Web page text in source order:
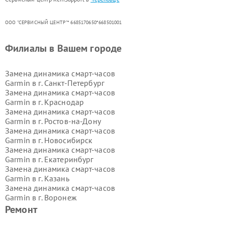
ООО "СЕРВИСНЫЙ ЦЕНТР"* 6685170650*668501001
Ремонт
Филиалы в Вашем городе
Замена динамика смарт-часов
Garmin в г. Санкт-Петербург
Замена динамика смарт-часов
Garmin в г. Краснодар
Замена динамика смарт-часов
Garmin в г. Ростов-на-Дону
Замена динамика смарт-часов
Garmin в г. Новосибирск
Замена динамика смарт-часов
Garmin в г. Екатеринбург
Замена динамика смарт-часов
Garmin в г. Казань
Замена динамика смарт-часов
Garmin в г. Воронеж
Замена динамика смарт-часов
Garmin в г.